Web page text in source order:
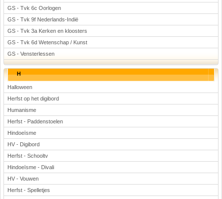
GS - Tvk 6c Oorlogen
GS - Tvk 9f Nederlands-Indië
GS - Tvk 3a Kerken en kloosters
GS - Tvk 6d Wetenschap / Kunst
GS - Vensterlessen
H
Halloween
Herfst op het digibord
Humanisme
Herfst - Paddenstoelen
Hindoeïsme
HV - Digibord
Herfst - Schooltv
Hindoeïsme - Divali
HV - Vouwen
Herfst - Spelletjes